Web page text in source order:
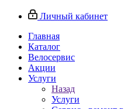
Личный кабинет
Главная
Каталог
Велосервис
Акции
Услуги
Назад
Услуги